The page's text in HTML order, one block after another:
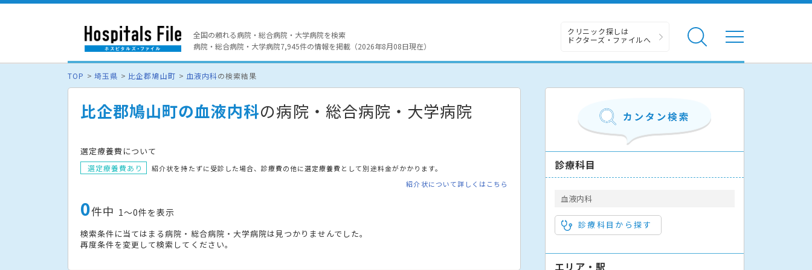
全国の頼れる病院・総合病院・大学病院を検索
病院・総合病院・大学病院7,945件の情報を掲載（2026年8月08日現在）
クリニック探しは
ドクターズ・ファイルへ
TOP 埼玉県 比企郡鳩山町 血液内科の検索結果
比企郡鳩山町の血液内科の病院・総合病院・大学病院
選定療養費について
選定療養費あり
紹介状を持たずに受診した場合、診療費の他に選定療養費として別途料金がかかります。
紹介状について詳しくはこちら
0件中 1〜0件を表示
検索条件に当てはまる病院・総合病院・大学病院は見つかりませんでした。
再度条件を変更して検索してください。
診療科目
血液内科
診療科目から探す
エリア・駅